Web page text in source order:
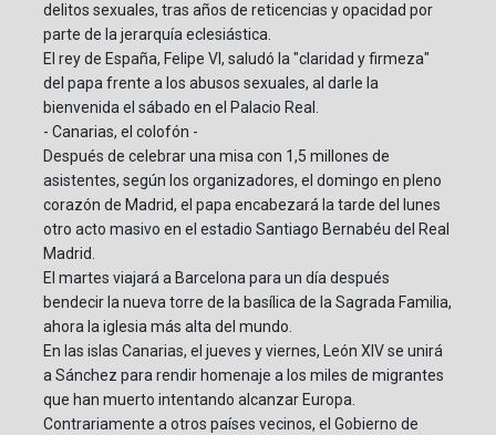
delitos sexuales, tras años de reticencias y opacidad por
parte de la jerarquía eclesiástica.
El rey de España, Felipe VI, saludó la "claridad y firmeza"
del papa frente a los abusos sexuales, al darle la
bienvenida el sábado en el Palacio Real.
- Canarias, el colofón -
Después de celebrar una misa con 1,5 millones de
asistentes, según los organizadores, el domingo en pleno
corazón de Madrid, el papa encabezará la tarde del lunes
otro acto masivo en el estadio Santiago Bernabéu del Real
Madrid.
El martes viajará a Barcelona para un día después
bendecir la nueva torre de la basílica de la Sagrada Familia,
ahora la iglesia más alta del mundo.
En las islas Canarias, el jueves y viernes, León XIV se unirá
a Sánchez para rendir homenaje a los miles de migrantes
que han muerto intentando alcanzar Europa.
Contrariamente a otros países vecinos, el Gobierno de